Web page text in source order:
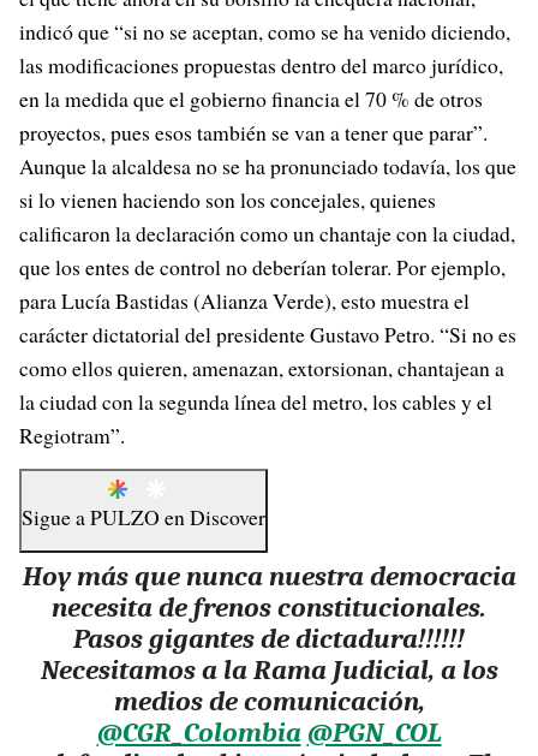
indicó que “si no se aceptan, como se ha venido diciendo,
las modificaciones propuestas dentro del marco jurídico,
en la medida que el gobierno financia el 70 % de otros
proyectos, pues esos también se van a tener que parar”.
Aunque la alcaldesa no se ha pronunciado todavía, los que
si lo vienen haciendo son los concejales, quienes
calificaron la declaración como un chantaje con la ciudad,
que los entes de control no deberían tolerar. Por ejemplo,
para Lucía Bastidas (Alianza Verde), esto muestra el
carácter dictatorial del presidente Gustavo Petro. “Si no es
como ellos quieren, amenazan, extorsionan, chantajean a
la ciudad con la segunda línea del metro, los cables y el
Regiotram”.
Sigue aPULZO enDiscover
Hoy más que nunca nuestra democracia
necesita de frenos constitucionales.
Pasos gigantes de dictadura‼️‼️‼️
Necesitamos a la Rama Judicial, a los
medios de comunicación,
@CGR_Colombia⁩ ⁦@PGN_COL⁩